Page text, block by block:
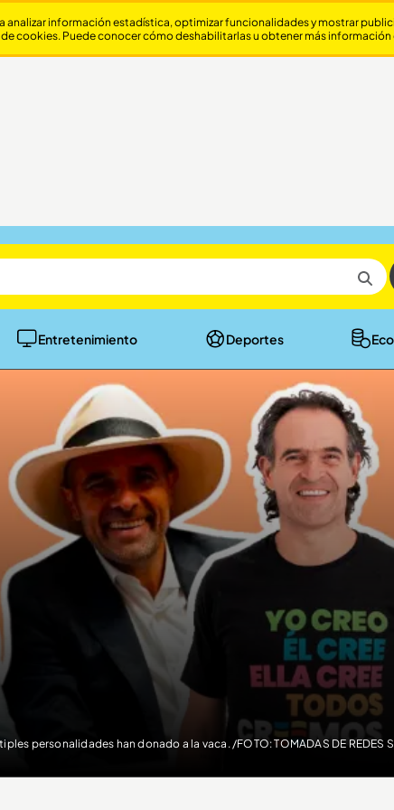
Entretenimiento Deportes
personalidades han donado a la vaca. /FOTO: TOMADAS DE REDES
información estadística, optimizar funcionalidades y mostrar
cookies. Puede conocer cómo deshabilitarlas u obtener más información